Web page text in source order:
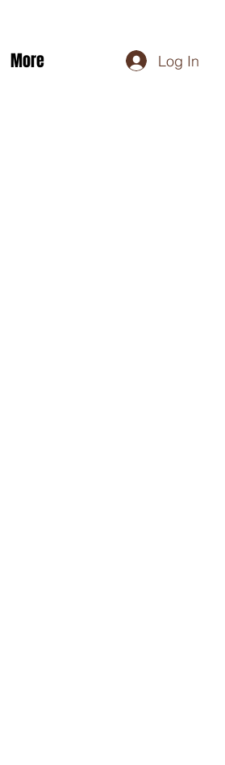
More Log In